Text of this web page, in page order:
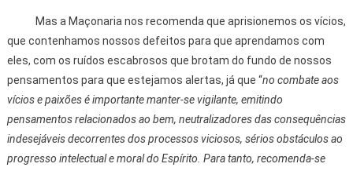
Mas a Maçonaria nos recomenda que aprisionemos os vícios,
que contenhamos nossos defeitos para que aprendamos com
eles, com os ruídos escabrosos que brotam do fundo de nossos
pensamentos para que estejamos alertas, já que “no combate aos
vícios e paixões é importante manter-se vigilante, emitindo
pensamentos relacionados ao bem, neutralizadores das consequências
indesejáveis decorrentes dos processos viciosos, sérios obstáculos ao
progresso intelectual e moral do Espírito. Para tanto, recomenda-se